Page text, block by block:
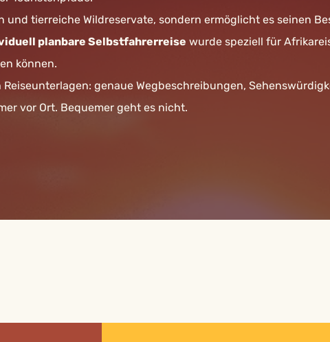
tierreiche Wildreservate, sondern ermöglicht es seinen
planbare Selbstfahrerreise wurde speziell für
können.
genaue Wegbeschreibungen,
vor Ort. Bequemer geht es nicht.